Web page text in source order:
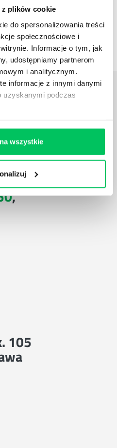
plików cookie
do spersonalizowania treści
społecznościowe i
Informacje o tym, jak
udostępniamy partnerom
i analitycznym.
informacje z innymi danymi
uzyskanymi podczas
wszystkie
studies
case studies
TWOJE
,
105